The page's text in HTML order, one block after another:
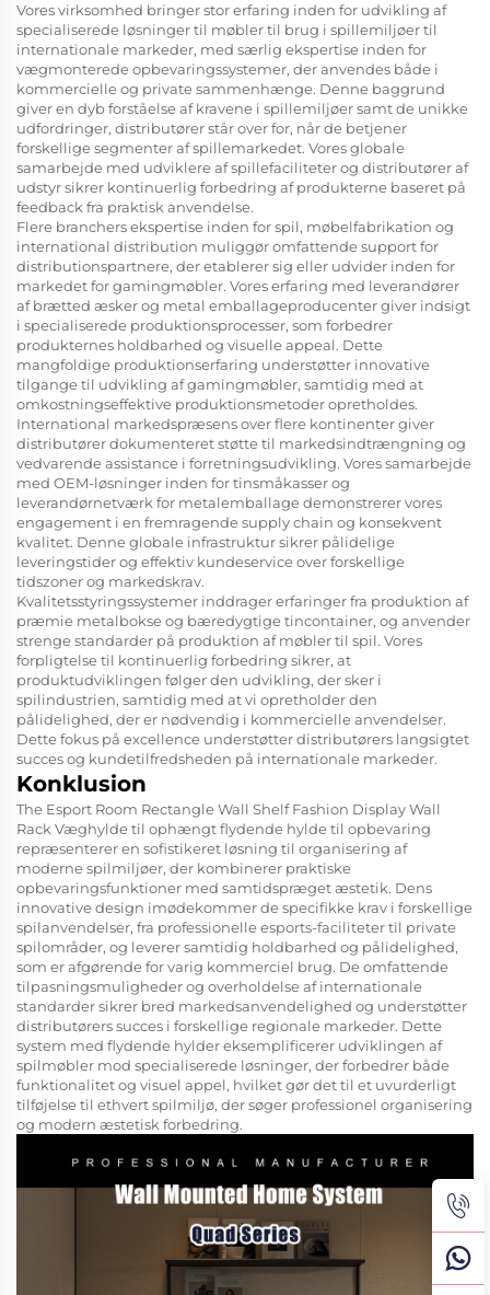
Vores virksomhed bringer stor erfaring inden for udvikling af
specialiserede løsninger til møbler til brug i spillemiljøer til
internationale markeder, med særlig ekspertise inden for
vægmonterede opbevaringssystemer, der anvendes både i
kommercielle og private sammenhænge. Denne baggrund
giver en dyb forståelse af kravene i spillemiljøer samt de unikke
udfordringer, distributører står over for, når de betjener
forskellige segmenter af spillemarkedet. Vores globale
samarbejde med udviklere af spillefaciliteter og distributører af
udstyr sikrer kontinuerlig forbedring af produkterne baseret på
feedback fra praktisk anvendelse.
Flere branchers ekspertise inden for spil, møbelfabrikation og
international distribution muliggør omfattende support for
distributionspartnere, der etablerer sig eller udvider inden for
markedet for gamingmøbler. Vores erfaring med leverandører
af brætted æsker og metal emballageproducenter giver indsigt
i specialiserede produktionsprocesser, som forbedrer
produkternes holdbarhed og visuelle appeal. Dette
mangfoldige produktionserfaring understøtter innovative
tilgange til udvikling af gamingmøbler, samtidig med at
omkostningseffektive produktionsmetoder opretholdes.
International markedspræsens over flere kontinenter giver
distributører dokumenteret støtte til markedsindtrængning og
vedvarende assistance i forretningsudvikling. Vores samarbejde
med OEM-løsninger inden for tinsmåkasser og
leverandørnetværk for metalemballage demonstrerer vores
engagement i en fremragende supply chain og konsekvent
kvalitet. Denne globale infrastruktur sikrer pålidelige
leveringstider og effektiv kundeservice over forskellige
tidszoner og markedskrav.
Kvalitetsstyringssystemer inddrager erfaringer fra produktion af
præmie metalbokse og bæredygtige tincontainer, og anvender
strenge standarder på produktion af møbler til spil. Vores
forpligtelse til kontinuerlig forbedring sikrer, at
produktudviklingen følger den udvikling, der sker i
spilindustrien, samtidig med at vi opretholder den
pålidelighed, der er nødvendig i kommercielle anvendelser.
Dette fokus på excellence understøtter distributørers langsigtet
succes og kundetilfredsheden på internationale markeder.
Konklusion
The Esport Room Rectangle Wall Shelf Fashion Display Wall
Rack Væghylde til ophængt flydende hylde til opbevaring
repræsenterer en sofistikeret løsning til organisering af
moderne spilmiljøer, der kombinerer praktiske
opbevaringsfunktioner med samtidspræget æstetik. Dens
innovative design imødekommer de specifikke krav i forskellige
spilanvendelser, fra professionelle esports-faciliteter til private
spilområder, og leverer samtidig holdbarhed og pålidelighed,
som er afgørende for varig kommerciel brug. De omfattende
tilpasningsmuligheder og overholdelse af internationale
standarder sikrer bred markedsanvendelighed og understøtter
distributørers succes i forskellige regionale markeder. Dette
system med flydende hylder eksemplificerer udviklingen af
spilmøbler mod specialiserede løsninger, der forbedrer både
funktionalitet og visuel appel, hvilket gør det til et uvurderligt
tilføjelse til ethvert spilmiljø, der søger professionel organisering
og modern æstetisk forbedring.